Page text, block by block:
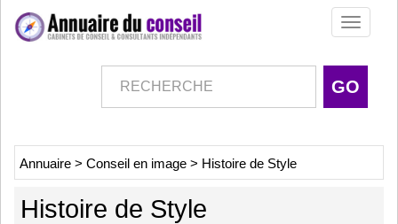
Toggle
Annuaire > Conseil en image > Histoire de Style
Histoire de Style